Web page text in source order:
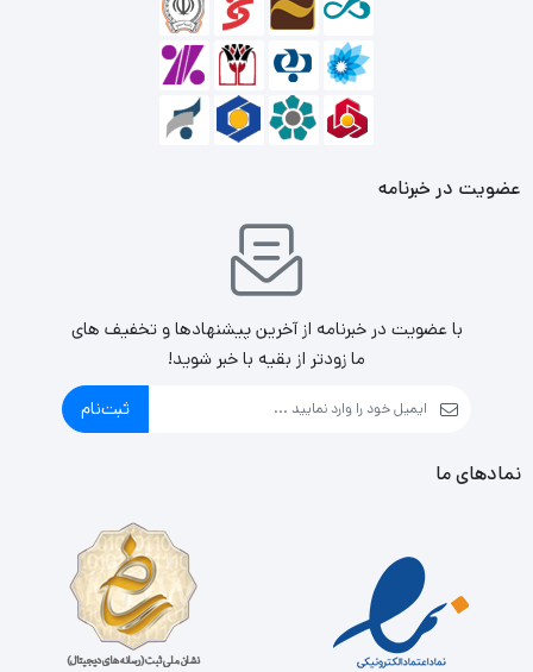
عضویت در خبرنامه
با عضویت در خبرنامه از آخرین پیشنهادها و تخفیف های
ما زودتر از بقیه با خبر شوید!
ثبت‌نام
نمادهای ما